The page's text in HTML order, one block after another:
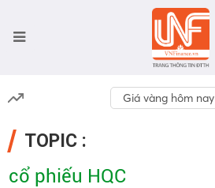
Giá vàng hôm nay
TOPIC :
cổ phiếu HQC